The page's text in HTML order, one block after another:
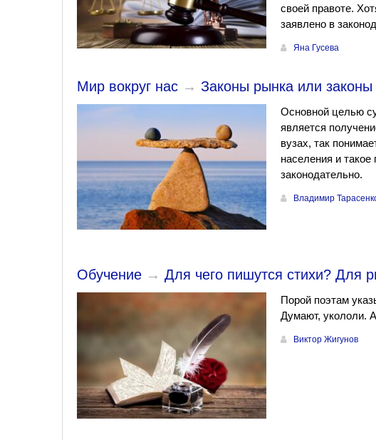
своей правоте.
заявлено в
Яна Гусева
Мир вокруг нас → Законы рынка или законы
Основной целью
является
вузах, так
населения и
законодательно.
Владимир
Обучение → Для чего пишутся стихи? Для
Порой поэтам
Думают, укололи.
Виктор Жигунов